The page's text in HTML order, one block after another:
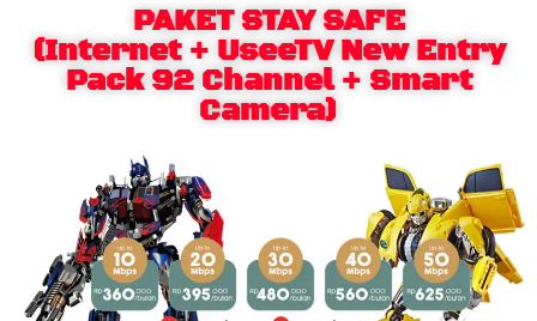
PAKET STAY SAFE
(Internet + UseeTV New Entry
Pack 92 Channel + Smart
Camera)